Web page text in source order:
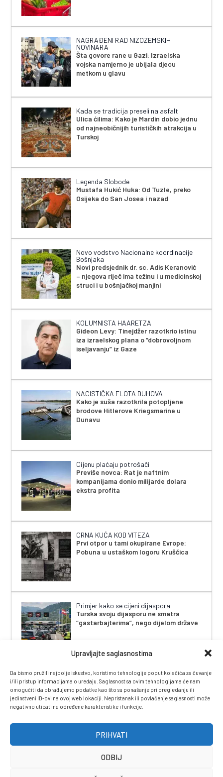
Upravljajte saglasnostima
Da bismo pružili najbolje iskustvo, koristimo tehnologije poput kolačića za čuvanje
i/ili pristup informacijama o uređaju. Saglasnost sa ovim tehnologijama će nam
omogućiti da obrađujemo podatke kao što su ponašanje pri pregledanju ili
jedinstveni ID-ovi na ovoj web lokaciji. Nepristanak ili povlačenje saglasnosti može
negativno uticati na određene karakteristike i funkcije.
PRIHVATI
ODBIJ
NAGRAĐENI RAD NIZOZEMSKIH
NOVINARA
Šta govore rane u Gazi: Izraelska
vojska namjerno je ubijala djecu
metkom u glavu
Kada se tradicija preseli na asfalt
Ulica ćilima: Kako je Mardin dobio jednu
od najneobičnijih turističkih atrakcija u
Turskoj
Legenda Slobode
Mustafa Hukić Huka: Od Tuzle, preko
Osijeka do San Josea i nazad
Novo vodstvo Nacionalne koordinacije
Bošnjaka
Novi predsjednik dr. sc. Adis Keranović
– njegova riječ ima težinu i u medicinskoj
struci i u bošnjačkoj manjini
KOLUMNISTA HAARETZA
Gideon Levy: Tinejdžer razotkrio istinu
iza izraelskog plana o “dobrovoljnom
iseljavanju” iz Gaze
NACISTIČKA FLOTA DUHOVA
Kako je suša razotkrila potopljene
brodove Hitlerove Kriegsmarine u
Dunavu
Cijenu plaćaju potrošači
Previše novca: Rat je naftnim
kompanijama donio milijarde dolara
ekstra profita
CRNA KUĆA KOD VITEZA
Prvi otpor u tami okupirane Evrope:
Pobuna u ustaškom logoru Kruščica
Primjer kako se cijeni dijaspora
Turska svoju dijasporu ne smatra
“gastarbajterima”, nego dijelom države
KONTAKT